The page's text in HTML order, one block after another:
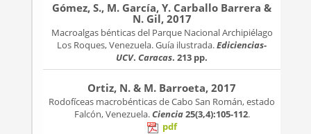
Gómez, S., M. García, Y. Carballo Barrera &
N. Gil, 2017
Macroalgas bénticas del Parque Nacional Archipiélago
Los Roques, Venezuela. Guía ilustrada.Ediciencias-
UCV. Caracas. 213 pp.
Ortiz, N. & M. Barroeta, 2017
Rodofíceas macrobénticas de Cabo San Román, estado
Falcón, Venezuela.Ciencia25(3,4):105-112.
pdf